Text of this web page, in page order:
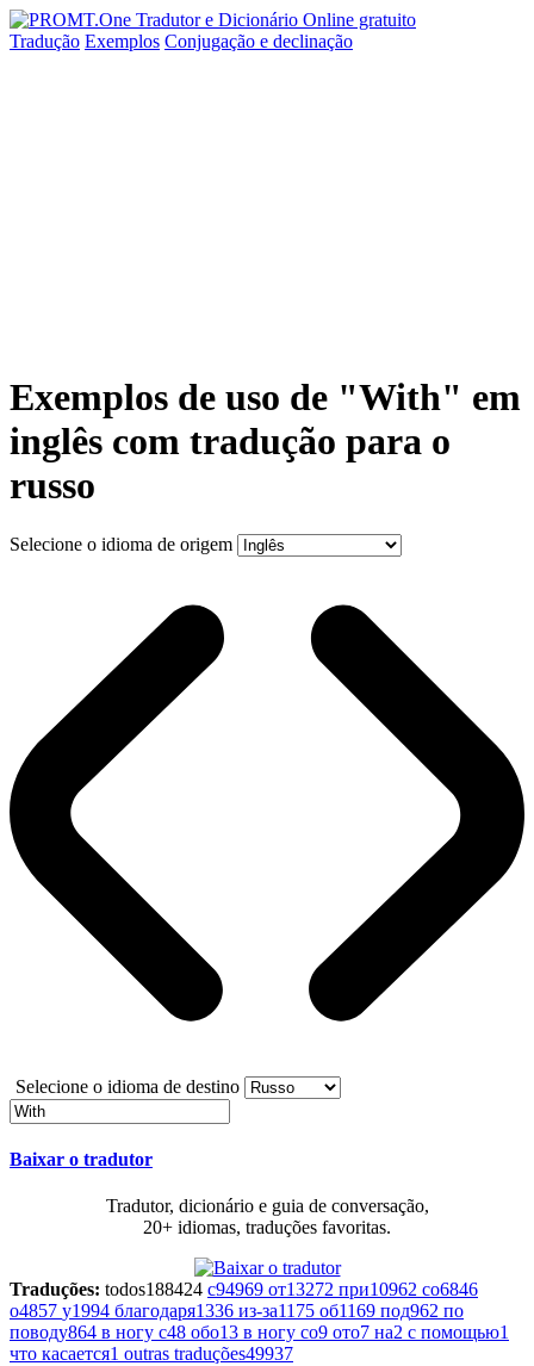
Tradução Exemplos Conjugação e declinação
Exemplos de uso de "With" em
inglês com tradução para o
russo
Selecione o idioma de origem
Selecione o idioma de destino
Baixar o tradutor
Tradutor, dicionário e guia de conversação,
20+ idiomas, traduções favoritas.
Traduções: todos188424 с94969 от13272 при10962 со6846
о4857 у1994 благодаря1336 из-за1175 об1169 под962 по
поводу864 в ногу с48 обо13 в ногу со9 ото7 на2 с помощью1
что касается1 outras traduções49937